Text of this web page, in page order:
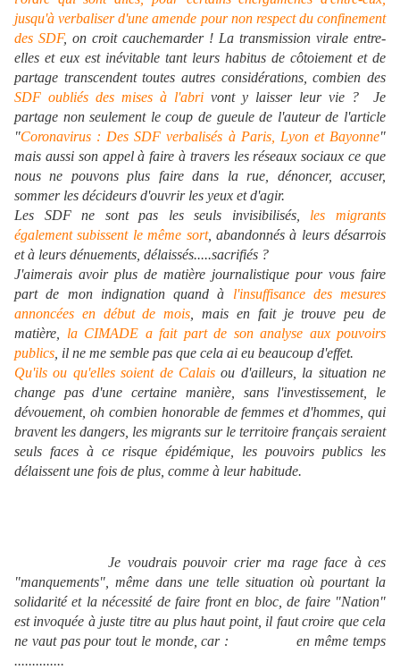
jusqu'à verbaliser d'une amende pour non respect du confinement
des SDF, on croit cauchemarder ! La transmission virale entre-
elles et eux est inévitable tant leurs habitus de côtoiement et de
partage transcendent toutes autres considérations, combien des
SDF oubliés des mises à l'abri vont y laisser leur vie ? Je
partage non seulement le coup de gueule de l'auteur de l'article
"Coronavirus : Des SDF verbalisés à Paris, Lyon et Bayonne"
mais aussi son appel à faire à travers les réseaux sociaux ce que
nous ne pouvons plus faire dans la rue, dénoncer, accuser,
sommer les décideurs d'ouvrir les yeux et d'agir.
Les SDF ne sont pas les seuls invisibilisés, les migrants
également subissent le même sort, abandonnés à leurs désarrois
et à leurs dénuements, délaissés.....sacrifiés ?
J'aimerais avoir plus de matière journalistique pour vous faire
part de mon indignation quand à l'insuffisance des mesures
annoncées en début de mois , mais en fait je trouve peu de
matière, la CIMADE a fait part de son analyse aux pouvoirs
publics , il ne me semble pas que cela ai eu beaucoup d'effet.
Qu'ils ou qu'elles soient de Calais ou d'ailleurs, la situation ne
change pas d'une certaine manière, sans l'investissement, le
dévouement, oh combien honorable de femmes et d'hommes, qui
bravent les dangers, les migrants sur le territoire français seraient
seuls faces à ce risque épidémique, les pouvoirs publics les
délaissent une fois de plus, comme à leur habitude.
Je voudrais pouvoir crier ma rage face à ces
"manquements", même dans une telle situation où pourtant la
solidarité et la nécessité de faire front en bloc, de faire "Nation"
est invoquée à juste titre au plus haut point, il faut croire que cela
ne vaut pas pour tout le monde, car : en même temps
..............